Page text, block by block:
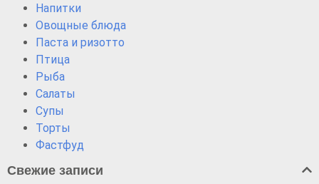
Напитки
Овощные блюда
Паста и ризотто
Птица
Рыба
Салаты
Супы
Торты
Фастфуд
Свежие записи